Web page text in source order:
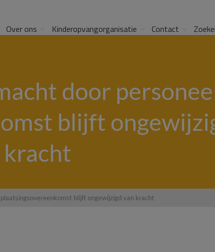
Over ons Kinderopvangorganisatie Contact
door
blijft
kracht
blijft ongewijzigd van kracht